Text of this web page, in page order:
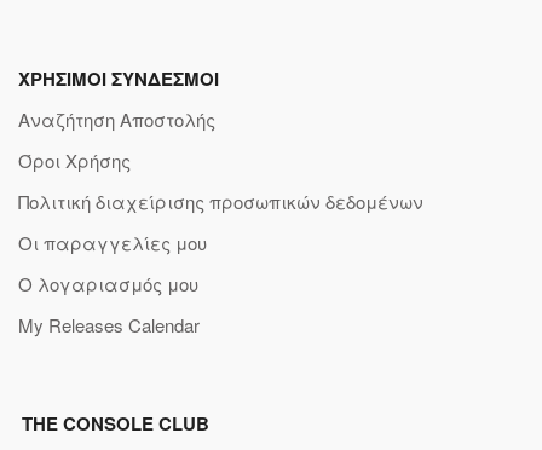
ΧΡΗΣΙΜΟΙ ΣΥΝΔΕΣΜΟΙ
Αναζήτηση Αποστολής
Όροι Χρήσης
Πολιτική διαχείρισης προσωπικών δεδομένων
Οι παραγγελίες μου
Ο λογαριασμός μου
My Releases Calendar
THE CONSOLE CLUB